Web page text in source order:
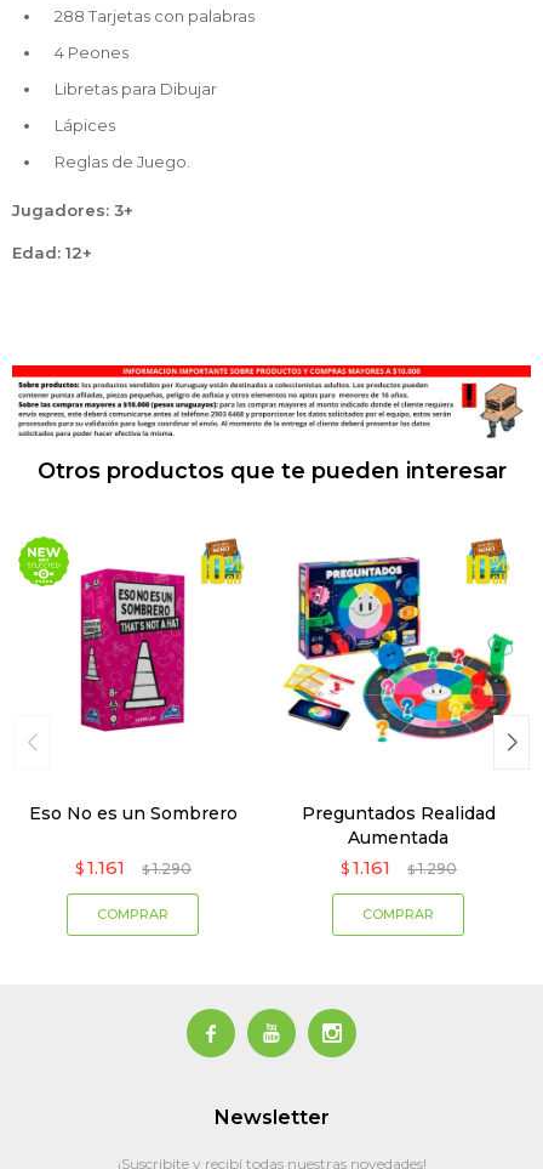
288 Tarjetas con palabras
4 Peones
Libretas para Dibujar
Lápices
Reglas de Juego.
Jugadores: 3+
Edad: 12+
Otros productos que te pueden interesar
Eso No es un Sombrero
$ 1.161 $ 1.290
Preguntados Realidad
Aumentada
$ 1.161 $ 1.290
  
Newsletter
¡Suscribite y recibí todas nuestras novedades!